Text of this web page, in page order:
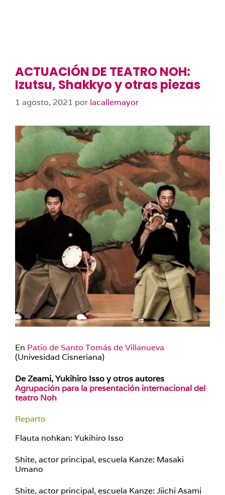
ACTUACIÓN DE TEATRO NOH:
Izutsu, Shakkyo y otras piezas
1 agosto, 2021 por lacallemayor
En Patio de Santo Tomás de Villanueva
(Univesidad Cisneriana)
De Zeami, Yukihiro Isso y otros autores
Agrupación para la presentación internacional del
teatro Noh
Reparto
Flauta nohkan: Yukihiro Isso
Shite, actor principal, escuela Kanze: Masaki
Umano
Shite, actor principal, escuela Kanze: Jiichi Asami